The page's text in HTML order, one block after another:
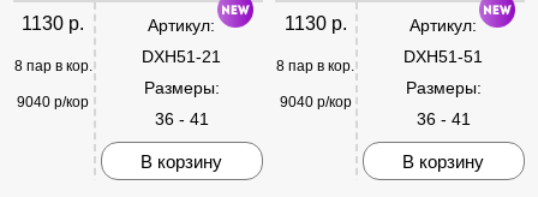
1130 р.
8 пар в кор.
9040 р/кор
Артикул:
DXH51-21
Размеры:
36 - 41
В корзину
1130 р.
8 пар в кор.
9040 р/кор
Артикул:
DXH51-51
Размеры:
36 - 41
В корзину